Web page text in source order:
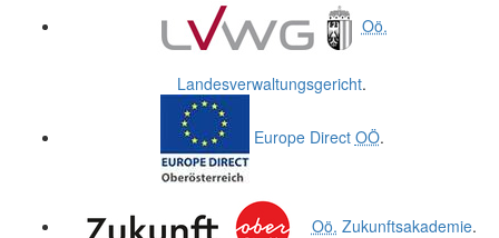
Oö.
Landesverwaltungsgericht.
Europe Direct OÖ.
Oö. Zukunftsakademie.